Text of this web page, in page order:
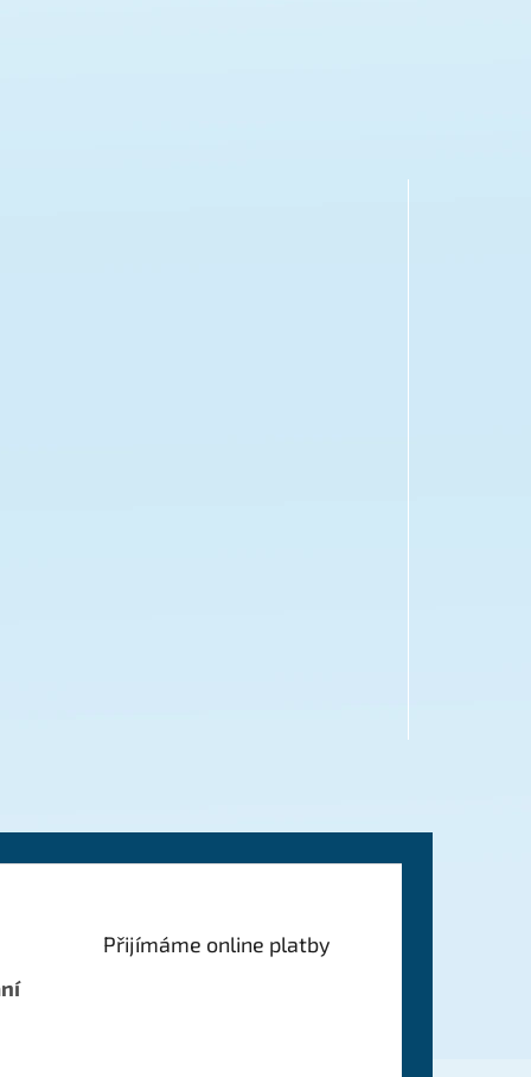
Přijímáme online platby